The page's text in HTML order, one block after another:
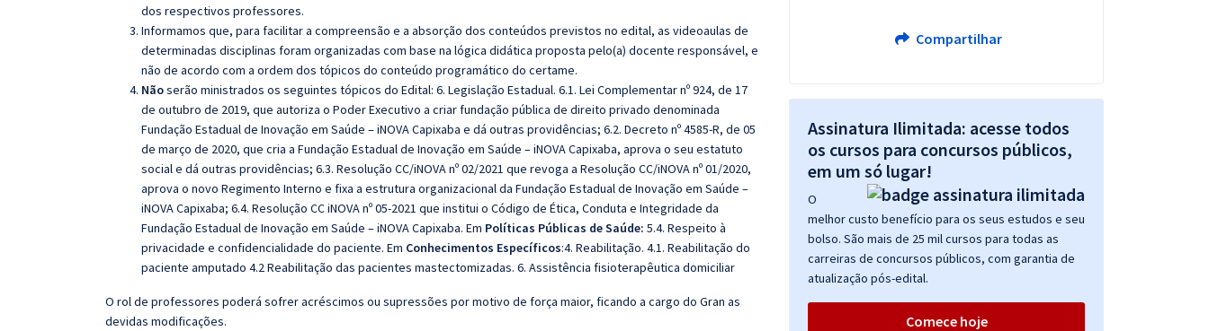
dos respectivos professores.
Informamos que, para facilitar a compreensão e a absorção dos conteúdos previstos no edital, as videoaulas de
determinadas disciplinas foram organizadas com base na lógica didática proposta pelo(a) docente responsável, e
não de acordo com a ordem dos tópicos do conteúdo programático do certame.
Nãoserão ministrados os seguintes tópicos do Edital: 6. Legislação Estadual. 6.1. Lei Complementar nº 924, de 17
de outubro de 2019, que autoriza o Poder Executivo a criar fundação pública de direito privado denominada
Fundação Estadual de Inovação em Saúde – iNOVA Capixaba e dá outras providências; 6.2. Decreto nº 4585-R, de 05
de março de 2020, que cria a Fundação Estadual de Inovação em Saúde – iNOVA Capixaba, aprova o seu estatuto
social e dá outras providências; 6.3. Resolução CC/iNOVA nº 02/2021 que revoga a Resolução CC/iNOVA nº 01/2020,
aprova o novo Regimento Interno e fixa a estrutura organizacional da Fundação Estadual de Inovação em Saúde –
iNOVA Capixaba; 6.4. Resolução CC iNOVA nº 05-2021 que institui o Código de Ética, Conduta e Integridade da
Fundação Estadual de Inovação em Saúde – iNOVA Capixaba. Em Políticas Públicas de Saúde: 5.4. Respeito à
privacidade e confidencialidade do paciente. Em Conhecimentos Específicos:4. Reabilitação. 4.1. Reabilitação do
paciente amputado 4.2 Reabilitação das pacientes mastectomizadas. 6. Assistência fisioterapêutica domiciliar
O rol de professores poderá sofrer acréscimos ou supressões por motivo de força maior, ficando a cargo do Gran as
devidas modificações.
Compartilhar
Assinatura Ilimitada: acesse todos
os cursos para concursos públicos,
em um só lugar!
O
melhor custo benefício para os seus estudos e seu
bolso. São mais de 25 mil cursos para todas as
carreiras de concursos públicos, com garantia de
atualização pós-edital.
Comece hoje